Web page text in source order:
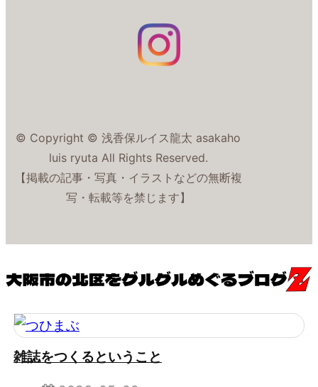
© Copyright © 浅香保ルイス龍太 asakaho
luis ryuta All Rights Reserved.
【掲載の記事・写真・イラストなどの無断複
写・転載等を禁じます】
雑誌をつくるということ